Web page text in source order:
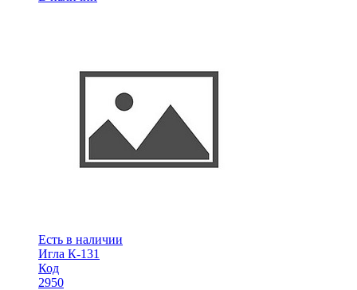
Есть в наличии
Игла К-131
Код
2950